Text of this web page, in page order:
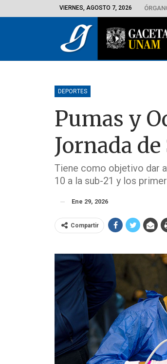
VIERNES, AGOSTO 7, 2026
DEPORTES
Pumas y
Jornada
Tiene como objetivo dar
10 a la sub-21 y los
Ene 29, 2026
Compartir